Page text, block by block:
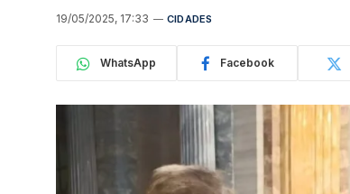
19/05/2025, 17:33 CIDADES
WhatsApp Facebook